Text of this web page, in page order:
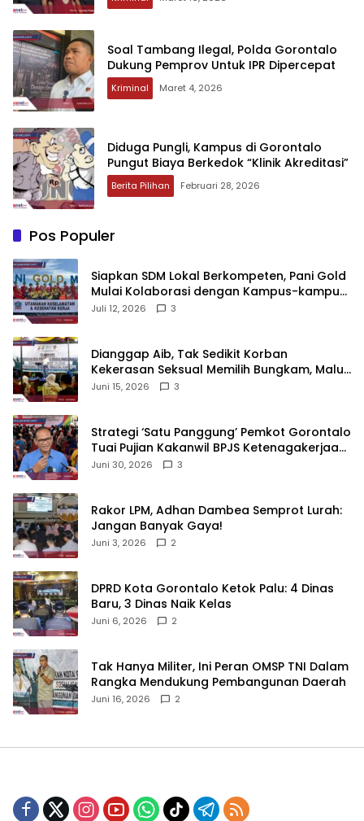
Soal Tambang Ilegal, Polda Gorontalo
Dukung Pemprov Untuk IPR Dipercepat
Kriminal Maret 4, 2026
‎Diduga Pungli, Kampus di Gorontalo
Pungut Biaya Berkedok “Klinik Akreditasi”
Berita Pilihan Februari 28, 2026
Pos Populer
‎Siapkan SDM Lokal Berkompeten, Pani Gold
Mulai Kolaborasi dengan Kampus-kampus
di Gorontalo
Juli 12, 2026 3
‎Dianggap Aib, Tak Sedikit Korban
Kekerasan Seksual Memilih Bungkam, Malu
untuk Melapor!‎
Juni 15, 2026 3
Strategi ‘Satu Panggung’ Pemkot Gorontalo
Tuai Pujian Kakanwil BPJS Ketenagakerjaan
Sulama‎‎
Juni 30, 2026 3
‎Rakor LPM, Adhan Dambea Semprot Lurah:
Jangan Banyak Gaya!‎
Juni 3, 2026 2
‎DPRD Kota Gorontalo Ketok Palu: 4 Dinas
Baru, 3 Dinas Naik Kelas
Juni 6, 2026 2
‎Tak Hanya Militer, Ini Peran OMSP TNI Dalam
Rangka Mendukung Pembangunan Daerah
Juni 16, 2026 2